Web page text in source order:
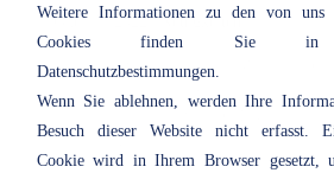
Weitere Informationen zu den von uns
Cookies finden Sie in
Datenschutzbestimmungen.
Wenn Sie ablehnen, werden Ihre
Besuch dieser Website nicht erfasst.
Cookie wird in Ihrem Browser gesetzt,
Okt. 17, 2022|Neuigkeiten
Natürliches Pflegeprogramm für Möbel und
sanften und gründlichen Reinigung, folgt die
Ergebnis einer ebenmäßigen Optik. Wie die
Naturprodukt, das bei richtiger Pflege lange